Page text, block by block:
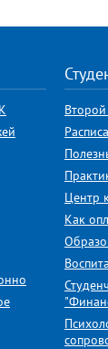
Центр
Как